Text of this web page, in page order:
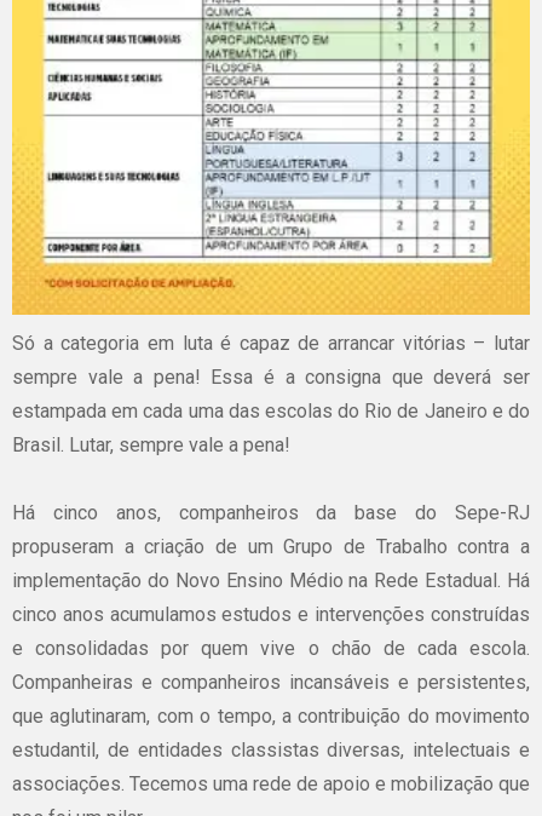
Só a categoria em luta é capaz de arrancar vitórias – lutar
sempre vale a pena! Essa é a consigna que deverá ser
estampada em cada uma das escolas do Rio de Janeiro e do
Brasil. Lutar, sempre vale a pena!
Há cinco anos, companheiros da base do Sepe-RJ
propuseram a criação de um Grupo de Trabalho contra a
implementação do Novo Ensino Médio na Rede Estadual. Há
cinco anos acumulamos estudos e intervenções construídas
e consolidadas por quem vive o chão de cada escola.
Companheiras e companheiros incansáveis e persistentes,
que aglutinaram, com o tempo, a contribuição do movimento
estudantil, de entidades classistas diversas, intelectuais e
associações. Tecemos uma rede de apoio e mobilização que